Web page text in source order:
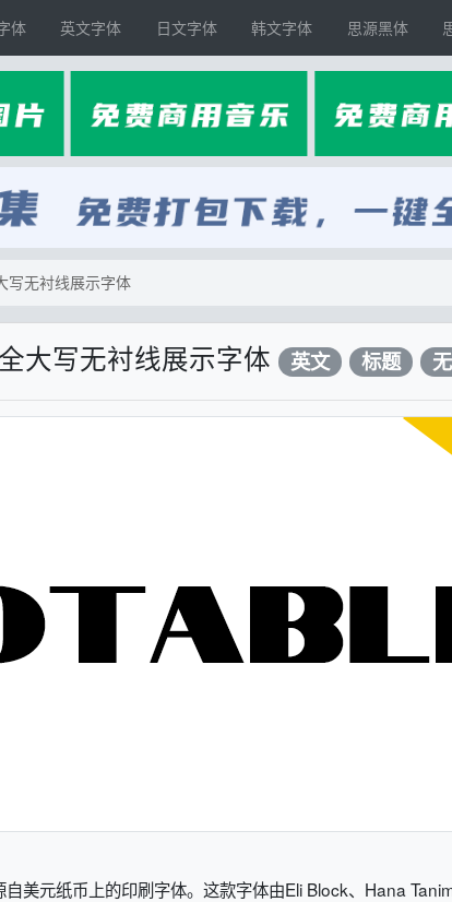
体 英文字体 日文字体 韩文字体 思源黑体
写无衬线展示字体
大写无衬线展示字体 英文 标题
美元纸币上的印刷字体。这款字体由Eli Block、Hana